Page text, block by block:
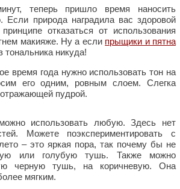
теперь пришло время наносить
Если природа наградила вас здоровой
отказаться от использования
макияже. Ну а если прыщики и пятна
никуда!
время года нужно использовать тон на
его одним, ровным слоем. Слегка
пудрой.
использовать любую. Здесь нет
Можете поэкспериментировать с
– это яркая пора, так почему бы не
или голубую тушь. Также можно
черную тушь, на коричневую. Она
мягким.